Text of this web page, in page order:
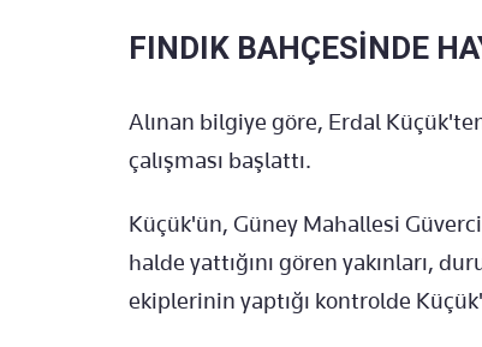
FINDIK BAHÇESİNDE
Alınan bilgiye göre, Erdal
çalışması başlattı.
Küçük'ün, Güney Mahallesi
halde yattığını gören yakınları,
ekiplerinin yaptığı kontrolde